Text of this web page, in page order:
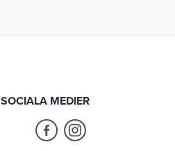
SOCIALA MEDIER